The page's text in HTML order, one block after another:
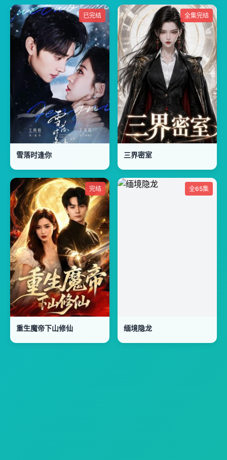
已完结
雪落时逢你
全集完结
三界密室
完结
重生魔帝下山修仙
全65集
缅境隐龙